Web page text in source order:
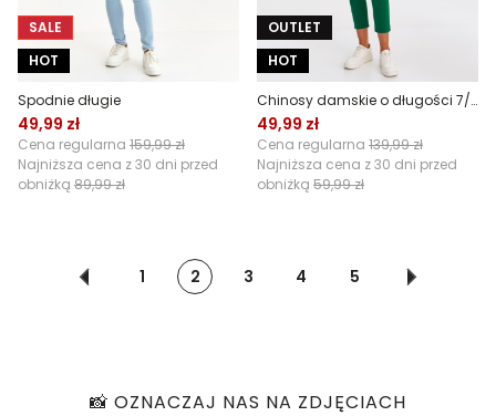
SALE
HOT
Spodnie długie
49,99 zł
Cena regularna 159,99 zł
Najniższa cena z 30 dni przed
obniżką 89,99 zł
OUTLET
HOT
Chinosy damskie o długości 7/8
49,99 zł
Cena regularna 139,99 zł
Najniższa cena z 30 dni przed
obniżką 59,99 zł
1 2 3 4 5
📸 OZNACZAJ NAS NA ZDJĘCIACH